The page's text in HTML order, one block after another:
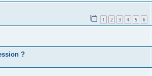
1 2 3 4 5 6
?